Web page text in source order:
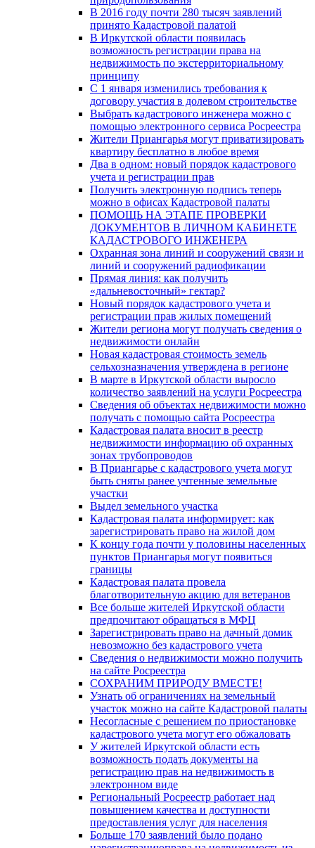
В 2016 году почти 280 тысяч заявлений
принято Кадастровой палатой
В Иркутской области появилась
возможность регистрации права на
недвижимость по экстерриториальному
принципу
C 1 января изменились требования к
договору участия в долевом строительстве
Выбрать кадастрового инженера можно с
помощью электронного сервиса Росреестра
Жители Приангарья могут приватизировать
квартиру бесплатно в любое время
Два в одном: новый порядок кадастрового
учета и регистрации прав
Получить электронную подпись теперь
можно в офисах Кадастровой палаты
ПОМОЩЬ НА ЭТАПЕ ПРОВЕРКИ
ДОКУМЕНТОВ В ЛИЧНОМ КАБИНЕТЕ
КАДАСТРОВОГО ИНЖЕНЕРА
Охранная зона линий и сооружений связи и
линий и сооружений радиофикации
Прямая линия: как получить
«дальневосточный» гектар?
Новый порядок кадастрового учета и
регистрации прав жилых помещений
Жители региона могут получать сведения о
недвижимости онлайн
Новая кадастровая стоимость земель
сельхозназначения утверждена в регионе
В марте в Иркутской области выросло
количество заявлений на услуги Росреестра
Сведения об объектах недвижимости можно
получать с помощью сайта Росреестра
Кадастровая палата вносит в реестр
недвижимости информацию об охранных
зонах трубопроводов
В Приангарье с кадастрового учета могут
быть сняты ранее учтенные земельные
участки
Выдел земельного участка
Кадастровая палата информирует: как
зарегистрировать право на жилой дом
К концу года почти у половины населенных
пунктов Приангарья могут появиться
границы
Кадастровая палата провела
благотворительную акцию для ветеранов
Все больше жителей Иркутской области
предпочитают обращаться в МФЦ
Зарегистрировать право на дачный домик
невозможно без кадастрового учета
Сведения о недвижимости можно получить
на сайте Росреестра
СОХРАНИМ ПРИРОДУ ВМЕСТЕ!
Узнать об ограничениях на земельный
участок можно на сайте Кадастровой палаты
Несогласные с решением по приостановке
кадастрового учета могут его обжаловать
У жителей Иркутской области есть
возможность подать документы на
регистрацию прав на недвижимость в
электронном виде
Региональный Росреестр работает над
повышением качества и доступности
предоставления услуг для населения
Больше 170 заявлений было подано